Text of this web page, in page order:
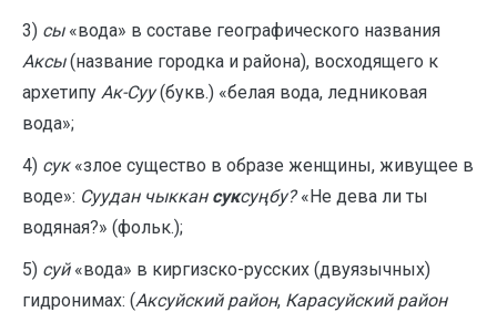
3) сы«вода» в составе географического названия
Аксы(название городка и района), восходящего к
архетипу Ак-Суу(букв.) «белая вода, ледниковая
вода»;
4) сук«злое существо в образе женщины, живущее в
воде»: Суудан чыккан суксуңбу?«Не дева ли ты
водяная?» (фольк.);
5) суй«вода» в киргизско-русских (двуязычных)
гидронимах: (Аксуйский район, Карасуйский район